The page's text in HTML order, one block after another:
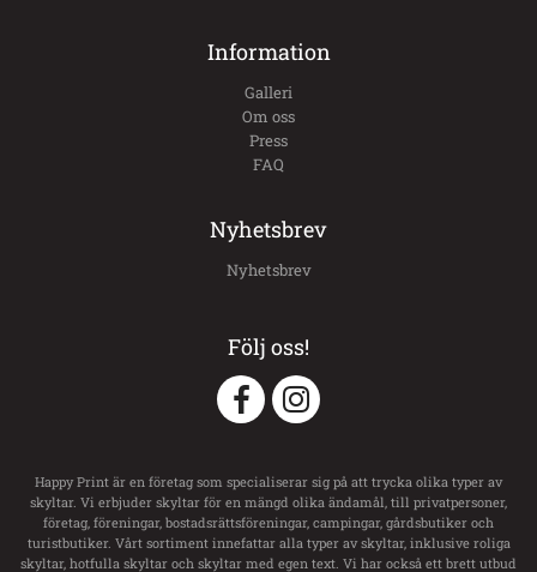
Information
Galleri
Om oss
Press
FAQ
Nyhetsbrev
Nyhetsbrev
Följ oss!
Happy Print är en företag som specialiserar sig på att trycka olika typer av
skyltar. Vi erbjuder skyltar för en mängd olika ändamål, till privatpersoner,
företag, föreningar, bostadsrättsföreningar, campingar, gårdsbutiker och
turistbutiker. Vårt sortiment innefattar alla typer av skyltar, inklusive roliga
skyltar, hotfulla skyltar och skyltar med egen text. Vi har också ett brett utbud